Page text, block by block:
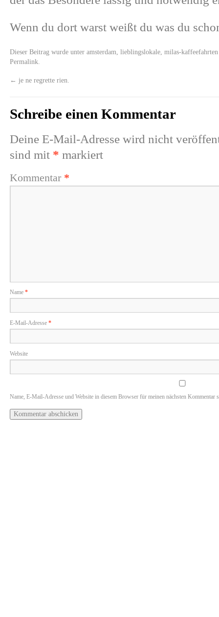
Wenn du dort warst weißt du was du
Dieser Beitrag wurde unter amsterdam lieblingslokale milas-kaffeefahrten
Permalink
← je ne regrette rien.
Schreibe einen Kommentar
Deine E-Mail-Adresse wird nicht
sind mit * markiert
Kommentar *
Name *
E-Mail-Adresse *
Website
Name, E-Mail-Adresse und Website in diesem Browser für meinen nächsten Kommentar